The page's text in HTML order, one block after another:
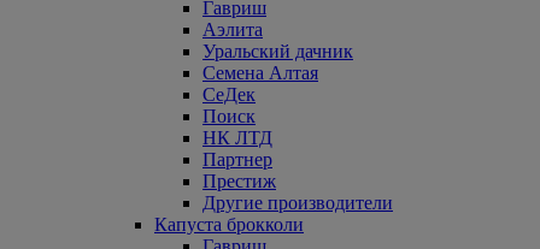
Гавриш
Аэлита
Уральский дачник
Семена Алтая
СеДек
Поиск
НК ЛТД
Партнер
Престиж
Другие производители
Капуста брокколи